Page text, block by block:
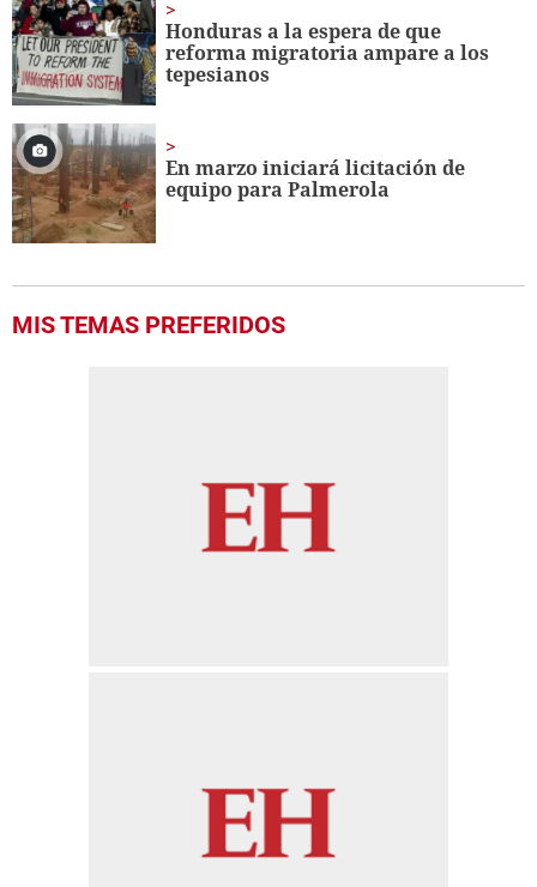
Honduras a la espera de que
reforma migratoria ampare a los
tepesianos
En marzo iniciará licitación de
equipo para Palmerola
MIS TEMAS PREFERIDOS